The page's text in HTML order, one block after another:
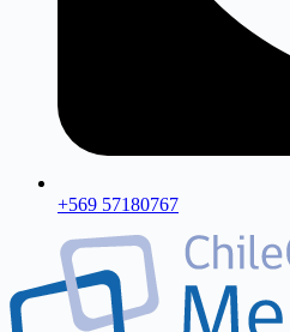
+569 57180767